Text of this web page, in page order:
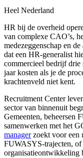
Heel Nederland
HR bij de overheid
van complexe CAO’s,
medezeggenschap en
dat een HR-generalist
commercieel bedrijf drie
jaar kosten als je de
krachtenveld niet kent.
Recruitment Center
sector van binnenuit
Gemeenten, beheersen
samenwerken met het
managerzoekt voor een
FUWASYS-trajecten, of
organisatieontwikkeling